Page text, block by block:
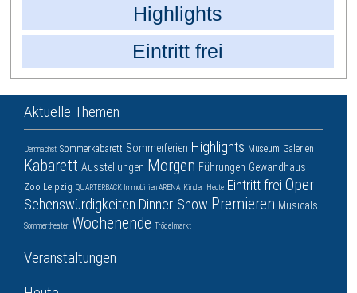
Highlights
Eintritt frei
Aktuelle Themen
Demnächst Sommerkabarett Sommerferien Highlights Museum Galerien
Kabarett Ausstellungen Morgen Führungen Gewandhaus
Zoo Leipzig QUARTERBACK Immobilien ARENA Kinder Heute Eintritt frei Oper
Sehenswürdigkeiten Dinner-Show Premieren Musicals
Sommertheater Wochenende Trödelmarkt
Veranstaltungen